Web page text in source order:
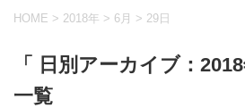
HOME > 2018年 > 6月 > 29日
「 日別アーカイブ：
一覧